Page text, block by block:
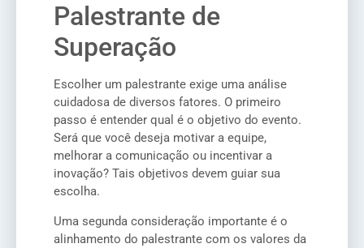
Palestrante de
Superação
Escolher um palestrante exige uma análise
cuidadosa de diversos fatores. O primeiro
passo é entender qual é o objetivo do evento.
Será que você deseja motivar a equipe,
melhorar a comunicação ou incentivar a
inovação? Tais objetivos devem guiar sua
escolha.
Uma segunda consideração importante é o
alinhamento do palestrante com os valores da